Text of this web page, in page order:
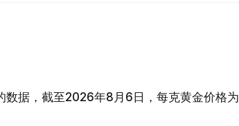
数据，截至2026年8月6日，每克黄金价格为